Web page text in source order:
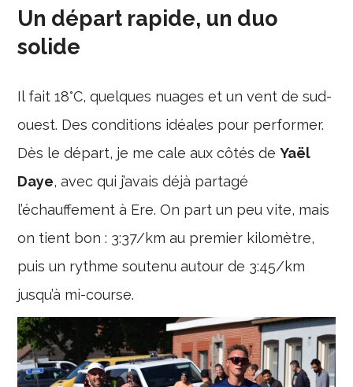
Un départ rapide, un duo
solide
Il fait 18°C, quelques nuages et un vent de sud-
ouest. Des conditions idéales pour performer.
Dès le départ, je me cale aux côtés deYaël
Daye, avec qui j’avais déjà partagé
l’échauffement à Ere. On part un peu vite, mais
on tient bon : 3:37/km au premier kilomètre,
puis un rythme soutenu autour de 3:45/km
jusqu’à mi-course.